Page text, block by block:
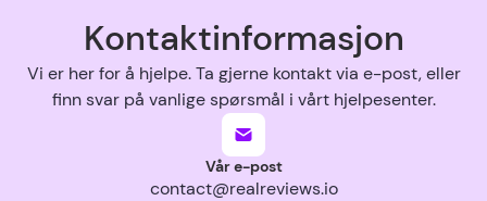
Kontaktinformasjon
Vi er her for å hjelpe. Ta gjerne kontakt via e-post, eller
finn svar på vanlige spørsmål i vårt hjelpesenter.
Vår e-post
contact@realreviews.io